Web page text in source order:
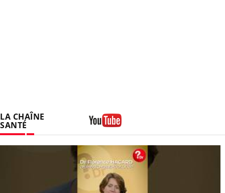
LA CHAÎNE
SANTÉ
Youtube